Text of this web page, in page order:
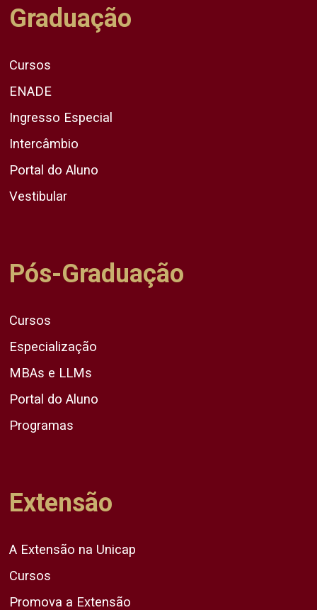
Graduação
Cursos
ENADE
Ingresso Especial
Intercâmbio
Portal do Aluno
Vestibular
Pós-Graduação
Cursos
Especialização
MBAs e LLMs
Portal do Aluno
Programas
Extensão
A Extensão na Unicap
Cursos
Promova a Extensão